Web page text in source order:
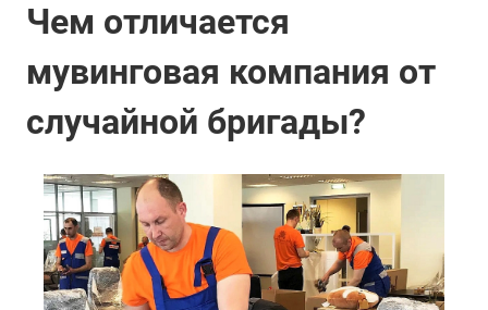
Чем отличается
мувинговая компания от
случайной бригады?